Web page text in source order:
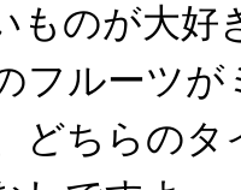
ものが大好
フルーツ
どちらのタ